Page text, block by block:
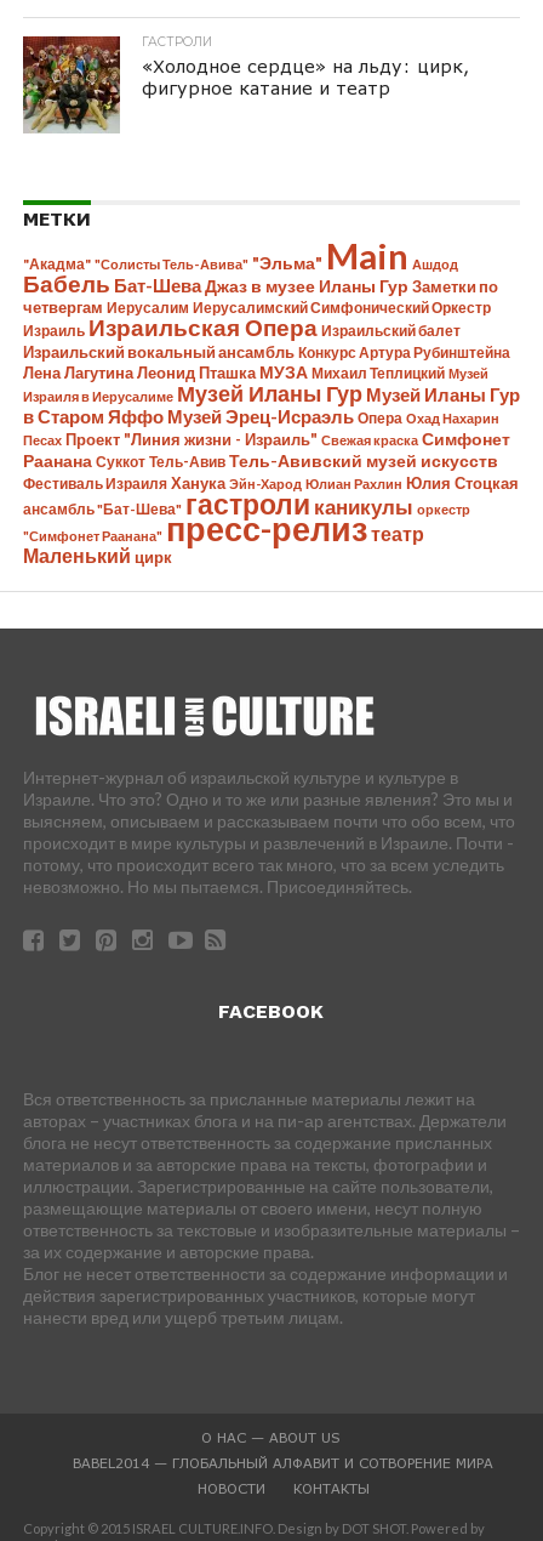
ГАСТРОЛИ
«Холодное сердце» на льду: цирк,
фигурное катание и театр
МЕТКИ
"Акадма" "Солисты Тель-Авива" "Эльма" Main Ашдод
Бабель Бат-ШеваДжаз в музее Иланы Гур Заметки по
четвергам Иерусалим Иерусалимский Симфонический Оркестр
Израиль Израильская Опера Израильский балет
Израильский вокальный ансамбль Конкурс Артура Рубинштейна
Лена Лагутина Леонид Пташка МУЗА Михаил Теплицкий Музей
Израиля в Иерусалиме Музей Иланы Гур Музей Иланы Гур
в Старом Яффо Музей Эрец-Исраэль Опера Охад Нахарин
Песах Проект "Линия жизни - Израиль" Свежая краска Симфонет
Раанана Суккот Тель-Авив Тель-Авивский музей искусств
Фестиваль Израиля Ханука Эйн-Харод Юлиан Рахлин Юлия Стоцкая
ансамбль "Бат-Шева" гастроли каникулы оркестр
"Симфонет Раанана" пресс-релизтеатр
Маленький цирк
Интернет-журнал об израильской культуре и культуре в
Израиле. Что это? Одно и то же или разные явления? Это мы и
выясняем, описываем и рассказываем почти что обо всем, что
происходит в мире культуры и развлечений в Израиле. Почти -
потому, что происходит всего так много, что за всем уследить
невозможно. Но мы пытаемся. Присоединяйтесь.
FACEBOOK
Вся ответственность за присланные материалы лежит на
авторах – участниках блога и на пи-ар агентствах. Держатели
блога не несут ответственность за содержание присланных
материалов и за авторские права на тексты, фотографии и
иллюстрации. Зарегистрированные на сайте пользователи,
размещающие материалы от своего имени, несут полную
ответственность за текстовые и изобразительные материалы –
за их содержание и авторские права.
Блог не несет ответственности за содержание информации и
действия зарегистрированных участников, которые могут
нанести вред или ущерб третьим лицам.
О НАС — ABOUT US
BABEL2014 — ГЛОБАЛЬНЫЙ АЛФАВИТ И СОТВОРЕНИЕ МИРА
НОВОСТИ
КОНТАКТЫ
Copyright © 2015 ISRAEL CULTURE.INFO. Design by DOT SHOT. Powered by